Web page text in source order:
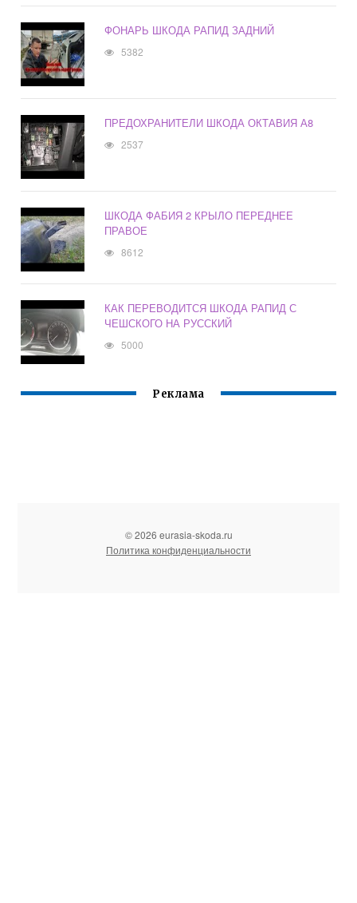
ФОНАРЬ ШКОДА РАПИД ЗАДНИЙ
5382
ПРЕДОХРАНИТЕЛИ ШКОДА ОКТАВИЯ А8
2537
ШКОДА ФАБИЯ 2 КРЫЛО ПЕРЕДНЕЕ
ПРАВОЕ
8612
КАК ПЕРЕВОДИТСЯ ШКОДА РАПИД С
ЧЕШСКОГО НА РУССКИЙ
5000
Реклама
© 2026 eurasia-skoda.ru
Политика конфиденциальности